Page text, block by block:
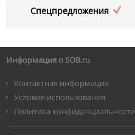
Спецпредложения
Информация о SOB.ru
Контактная информация
Условия использования
Политика конфиденциальности